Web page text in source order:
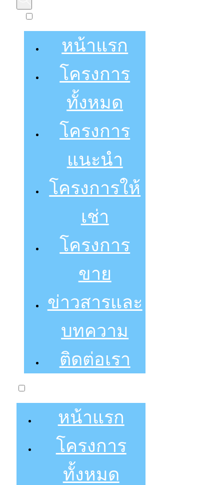
หน้าแรก
โครงการ
ทั้งหมด
โครงการ
แนะนำ
โครงการให้
เช่า
โครงการ
ขาย
ข่าวสารและ
บทความ
ติดต่อเรา
หน้าแรก
โครงการ
ทั้งหมด